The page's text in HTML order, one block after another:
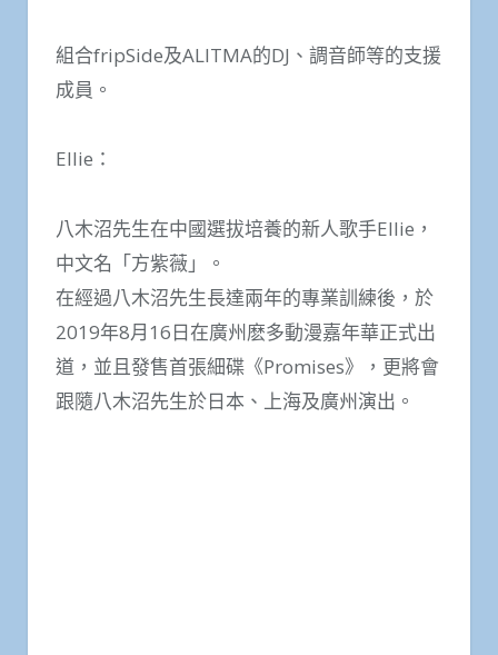
組合fripSide及ALITMA的DJ、調音師等的支援
成員。
Ellie：
八木沼先生在中國選拔培養的新人歌手Ellie，
中文名「方紫薇」。
在經過八木沼先生長達兩年的專業訓練後，於
2019年8月16日在廣州麽多動漫嘉年華正式出
道，並且發售首張細碟《Promises》，更將會
跟隨八木沼先生於日本、上海及廣州演出。